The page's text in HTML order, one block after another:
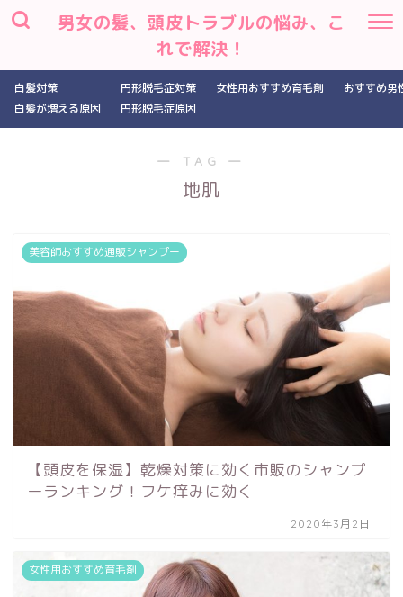
男女の髪、頭皮トラブルの悩み、こ
れで解決！
白髪対策
白髪が増える原因
円形脱毛症対策
円形脱毛症原因
女性用おすすめ育毛剤 おすすめ男
― TAG ―
地肌
美容師おすすめ通販シャンプー
【頭皮を保湿】乾燥対策に効く市販のシャンプ
ーランキング！フケ痒みに効く
2020年3月2日
女性用おすすめ育毛剤